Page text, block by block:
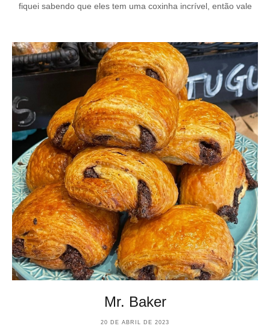
fiquei sabendo que eles tem uma coxinha incrível, então vale
Mr. Baker
20 DE ABRIL DE 2023